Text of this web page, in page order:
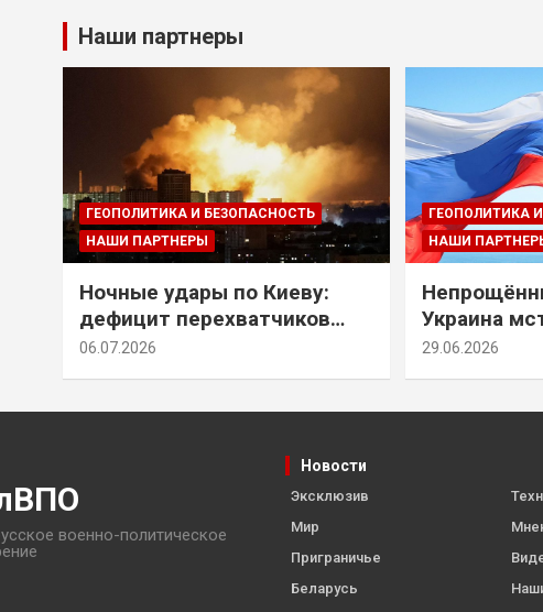
Наши партнеры
ГЕОПОЛИТИКА И БЕЗОПАСНОСТЬ
НАШИ ПАРТНЕРЫ
Ночные удары по Киеву:
дефицит перехватчиков
Patriot и оборонительные
06.07.2026
ГЕОПОЛИТИКА
НАШИ
Украина
за их
29.06.2026
военно-политическое
Новости
Эксклюзив
Мир
Приграничье
Беларусь